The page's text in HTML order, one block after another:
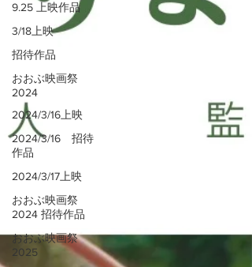
9.25 上映作品
3/18上映
招待作品
おおぶ映画祭
2024
2024/3/16上映
2024/3/16 招待
作品
2024/3/17上映
おおぶ映画祭
2024 招待作品
おおぶ映画祭
2025